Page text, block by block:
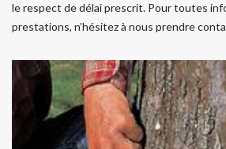
le respect de délai prescrit. Pour toutes
prestations, n’hésitez à nous prendre